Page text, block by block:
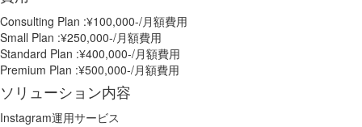
Consulting Plan :¥100,000-/月額費用
Small Plan :¥250,000-/月額費用
Standard Plan :¥400,000-/月額費用
Premium Plan :¥500,000-/月額費用
ソリューション内容
Instagram運用サービス